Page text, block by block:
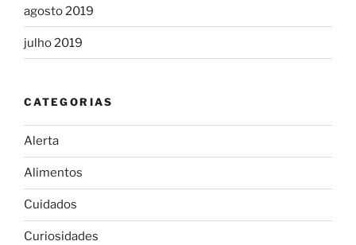
agosto 2019
julho 2019
CATEGORIAS
Alerta
Alimentos
Cuidados
Curiosidades